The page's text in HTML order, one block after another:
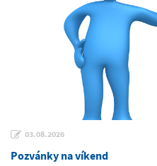
03.08.2026
Pozvánky na víkend